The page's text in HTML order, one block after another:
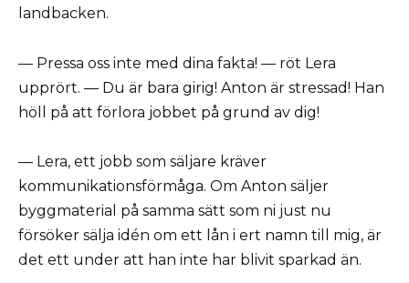
landbacken.
— Pressa oss inte med dina fakta! — röt Lera
upprört. — Du är bara girig! Anton är stressad! Han
höll på att förlora jobbet på grund av dig!
— Lera, ett jobb som säljare kräver
kommunikationsförmåga. Om Anton säljer
byggmaterial på samma sätt som ni just nu
försöker sälja idén om ett lån i ert namn till mig, är
det ett under att han inte har blivit sparkad än.